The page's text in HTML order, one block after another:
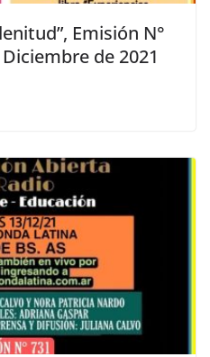
Emisión N°
de 2021